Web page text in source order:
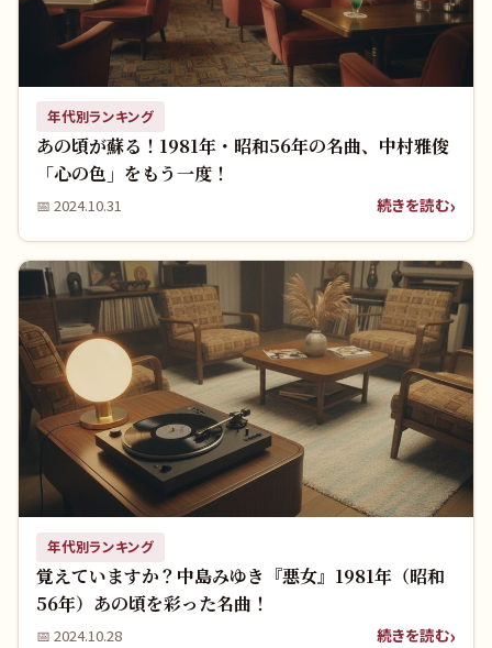
年代別ランキング
あの頃が蘇る！1981年・昭和56年の名曲、中村雅俊
「心の色」をもう一度！
📅 2024.10.31 続きを読む
年代別ランキング
覚えていますか？中島みゆき『悪女』1981年（昭和
56年）あの頃を彩った名曲！
📅 2024.10.28 続きを読む